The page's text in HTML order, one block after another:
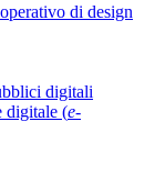
di design
digitali
digitale (e-